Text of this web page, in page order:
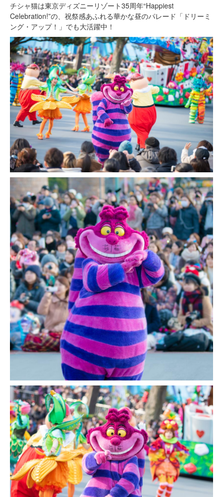
チシャ猫は東京ディズニーリゾート35周年“Happiest
Celebration!”の、祝祭感あふれる華かな昼のパレード「ドリーミ
ング・アップ！」でも大活躍中！